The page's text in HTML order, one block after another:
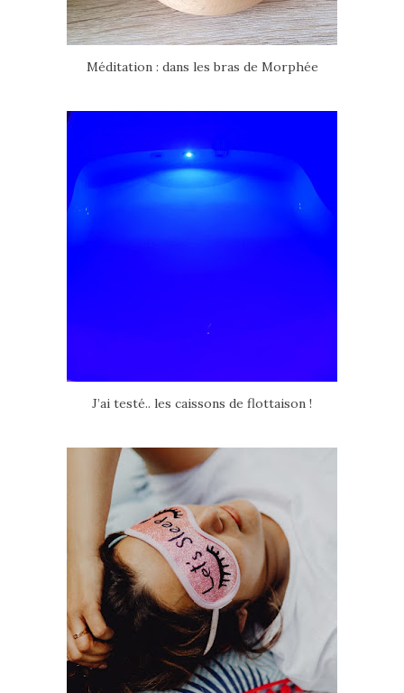
Méditation : dans les bras de Morphée
J’ai testé.. les caissons de flottaison !